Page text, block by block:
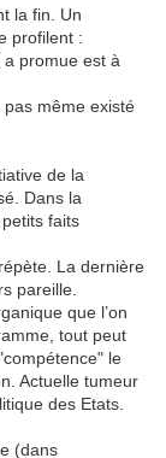
la fin. Un
profilent :
a promue est à
pas même existé
de la
Dans la
faits
La dernière
pareille.
que l’on
tout peut
le
Actuelle tumeur
des Etats.
(dans